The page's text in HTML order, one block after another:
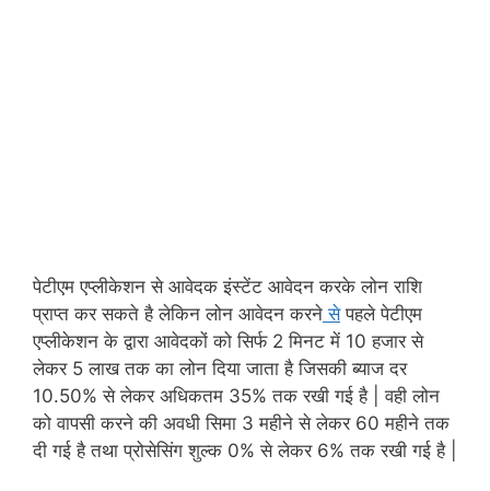
पेटीएम एप्लीकेशन से आवेदक इंस्टेंट आवेदन करके लोन राशि
प्राप्त कर सकते है लेकिन लोन आवेदन करने सेपहले पेटीएम
एप्लीकेशन के द्वारा आवेदकों को सिर्फ 2 मिनट में 10 हजार से
लेकर 5 लाख तक का लोन दिया जाता है जिसकी ब्याज दर
10.50% से लेकर अधिकतम 35% तक रखी गई है | वही लोन
को वापसी करने की अवधी सिमा 3 महीने से लेकर 60 महीने तक
दी गई है तथा प्रोसेसिंग शुल्क 0% से लेकर 6%तक रखी गई है |